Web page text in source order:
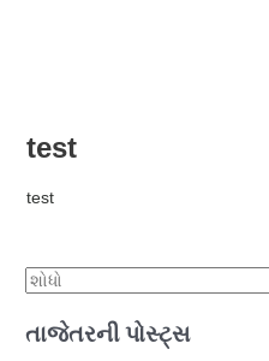
test
test
મા
શો
તાજેતરની પોસ્ટ્સ